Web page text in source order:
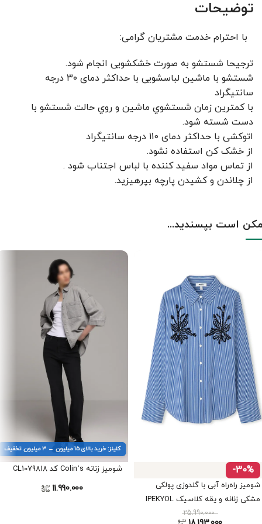
توضیحات
با احترام خدمت مشتریان گرامی:
ترجیحا شستشو به صورت خشکشویی انجام شود.
شستشو با ماشین لباسشویی با حداکثر دمای ۳۰ درجه
سانتیگراد
با کمترين زمان شستشوي ماشين و روي حالت شستشو با
دست شسته شود.
اتوکشی با حداکثر دمای 110 درجه سانتیگراد
از خشک کن استفاده نشود.
از تماس مواد سفید کننده با لباس اجتناب شود .
از چلاندن و کشيدن پارچه بپرهيزيد.
است بپسندید...
-30%
شومیز راه‌راه آبی با گلدوزی پولکی
مشکی زنانه و یقه کلاسیک IPEKYOL
25.990.000
کلینز: خرید بالای ۱۵ میلیون ← ۳ میلیون تخفیف
شومیز زنانه Colin’s کد CL1079818
11.990.000